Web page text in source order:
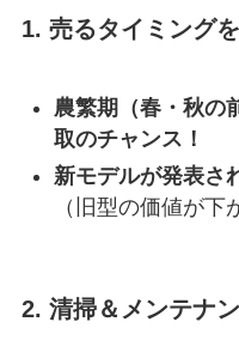
1. 売るタイミング
農繁期（春・秋の
取のチャンス！
新モデルが発表さ
（旧型の価値が下
2. 清掃＆メンテナ